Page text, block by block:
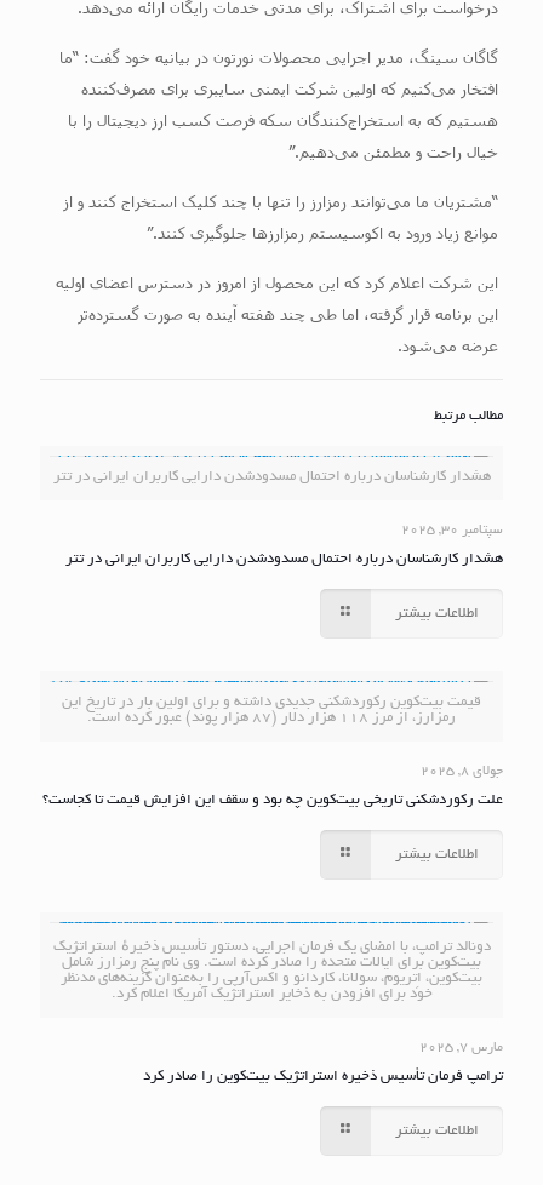
درخواست برای اشتراک، برای مدتی خدمات رایگان ارائه می‌دهد.
گاگان سینگ، مدیر اجرایی محصولات نورتون در بیانیه خود گفت: “ما
افتخار می‌کنیم که اولین شرکت ایمنی سایبری برای مصرف‌کننده
هستیم که به استخراج‌کنندگان سکه فرصت کسب ارز دیجیتال را با
خیال راحت و مطمئن می‌دهیم.”
“مشتریان ما می‌توانند رمزارز را تنها با چند کلیک استخراج کنند و از
موانع زیاد ورود به اکوسیستم رمزارزها جلوگیری کنند.”
این شرکت اعلام کرد که این محصول از امروز در دسترس اعضای اولیه
این برنامه قرار گرفته، اما طی چند هفته آینده به صورت گسترده‌تر
عرضه می‌شود.
مطالب مرتبط
هشدار کارشناسان درباره احتمال مسدودشدن دارایی کاربران ایرانی در تتر
سپتامبر 30, 2025
هشدار کارشناسان درباره احتمال مسدودشدن دارایی کاربران ایرانی در تتر
اطلاعات بیشتر
قیمت بیت‌کوین رکوردشکنی جدیدی داشته و برای اولین بار در تاریخ این
رمزارز، از مرز ۱۱۸ هزار دلار (۸۷ هزار پوند) عبور کرده است.
جولای 8, 2025
علت رکوردشکنی تاریخی بیت‌کوین چه بود و سقف این افزایش قیمت تا کجاست؟
اطلاعات بیشتر
دونالد ترامپ، با امضای یک فرمان اجرایی، دستور تأسیس ذخیرهٔ استراتژیک
بیت‌کوین برای ایالات متحده را صادر کرده است. وی نام پنج رمزارز شامل
بیت‌کوین، اِتریوم، سولانا، کاردانو و اکس‌آر‌پی را به‌عنوان گزینه‌های مدنظر
خود برای افزودن به ذخایر استراتژیک آمریکا اعلام کرد.
مارس 7, 2025
ترامپ فرمان تأسیس ذخیره استراتژیک بیت‌کوین را صادر کرد
اطلاعات بیشتر